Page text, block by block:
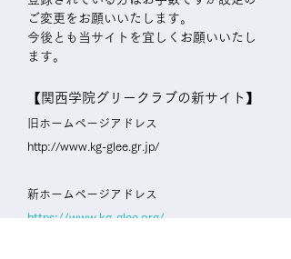
ご変更をお願いいたします。
今後とも当サイトを宜しくお願いいたし
ます。
【関西学院グリークラブの新サイト​】
旧ホームページアドレス
http://www.kg-glee.gr.jp/
新ホームページアドレス
https://www.kg-glee.org/